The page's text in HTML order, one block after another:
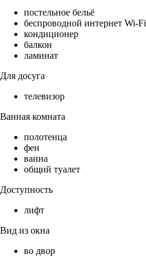
постельное бельё
беспроводной интернет Wi-Fi
кондиционер
балкон
ламинат
Для досуга
телевизор
Ванная комната
полотенца
фен
ванна
общий туалет
Доступность
лифт
Вид из окна
во двор